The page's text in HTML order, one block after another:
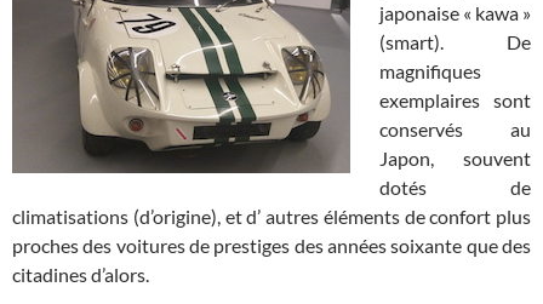
japonaise « kawa »
(smart). De
magnifiques
exemplaires sont
conservés au
Japon, souvent
dotés de
climatisations (d’origine), et d’ autres éléments de confort plus
proches des voitures de prestiges des années soixante que des
citadines d’alors.